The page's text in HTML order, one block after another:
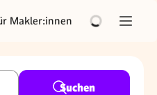
Makler:innen
Suchen